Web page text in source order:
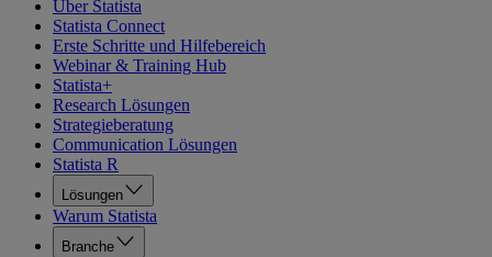
Über Statista
Statista Connect
Erste Schritte und Hilfebereich
Webinar & Training Hub
Statista+
Research Lösungen
Strategieberatung
Communication Lösungen
Statista R
Lösungen
Warum Statista
Branche